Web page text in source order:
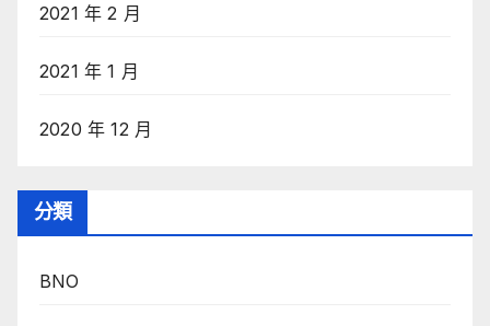
2021 年 2 月
2021 年 1 月
2020 年 12 月
分類
BNO